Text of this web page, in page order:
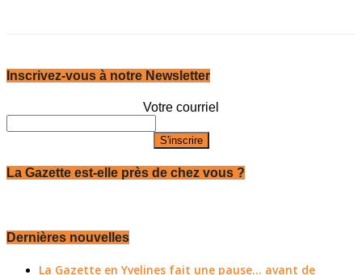
Inscrivez-vous à notre Newsletter
Votre courriel
La Gazette est-elle près de chez vous ?
Dernières nouvelles
La Gazette en Yvelines fait une pause... avant de